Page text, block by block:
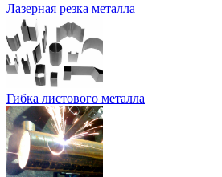
Лазерная резка металла
Гибка листового металла